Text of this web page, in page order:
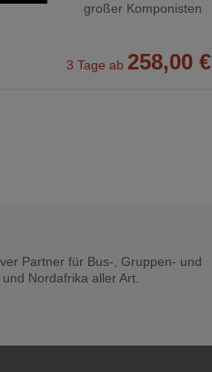
großer Komponisten
3 Tage ab 258,00 €
Partner für Bus-, Gruppen- und
Nordafrika aller Art.